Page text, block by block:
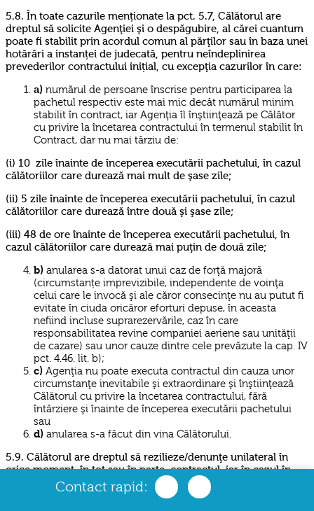
5.8. În toate cazurile menționate la pct. 5.7, Călătorul are
dreptul să solicite Agenţiei şi o despăgubire, al cărei cuantum
poate fi stabilit prin acordul comun al părţilor sau în baza unei
hotărâri a instanței de judecată, pentru neîndeplinirea
prevederilor contractului inițial, cu excepţia cazurilor în care:
a) numărul de persoane înscrise pentru participarea la
pachetul respectiv este mai mic decât numărul minim
stabilit în contract, iar Agenţia îl înştiinţează pe Călător
cu privire la încetarea contractului în termenul stabilit în
Contract, dar nu mai târziu de:
(i) 10 zile înainte de începerea executării pachetului, în cazul
călătoriilor care durează mai mult de şase zile;
(ii) 5 zile înainte de începerea executării pachetului, în cazul
călătoriilor care durează între două şi şase zile;
(iii) 48 de ore înainte de începerea executării pachetului, în
cazul călătoriilor care durează mai puţin de două zile;
b) anularea s-a datorat unui caz de forţă majoră
(circumstanțe imprevizibile, independente de voinţa
celui care le invocă şi ale căror consecinţe nu au putut fi
evitate în ciuda oricăror eforturi depuse, în aceasta
nefiind incluse suprarezervările, caz în care
responsabilitatea revine companiei aeriene sau unităţii
de cazare) sau unor cauze dintre cele prevăzute la cap. IV
pct. 4.46. lit. b);
c) Agenţia nu poate executa contractul din cauza unor
circumstanţe inevitabile şi extraordinare şi înştiinţează
Călătorul cu privire la încetarea contractului, fără
întârziere şi înainte de începerea executării pachetului
sau
d) anularea s-a făcut din vina Călătorului.
5.9. Călătorul are dreptul să rezilieze/denunţe unilateral în
orice moment, în tot sau în parte, contractul, iar în cazul în
care rezilierea/denunţarea unilaterală îi este imputabilă este
obligat să despăgubească Agenţia pentru prejudiciul creat
Contact rapid: